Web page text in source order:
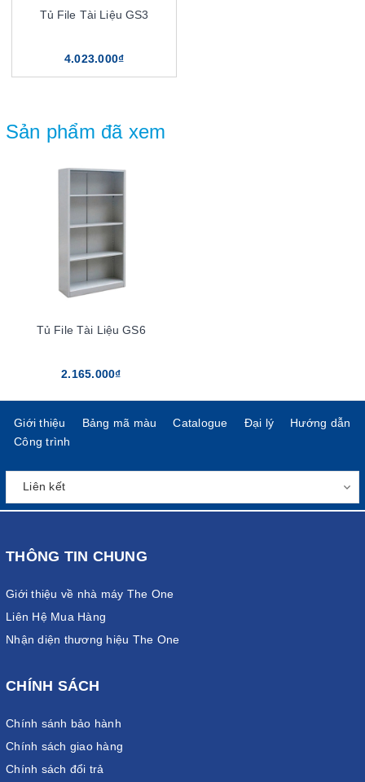
Tủ File Tài Liệu GS3
4.023.000₫
Sản phẩm đã xem
Tủ File Tài Liệu GS6
2.165.000₫
Giới thiệu Bảng mã màu Catalogue Đại lý
Hướng dẫn
Công trình
THÔNG TIN CHUNG
Giới thiệu về nhà máy The One
Liên Hệ Mua Hàng
Nhận diện thương hiệu The One
CHÍNH SÁCH
Chính sánh bảo hành
Chính sách giao hàng
Chính sách đổi trả